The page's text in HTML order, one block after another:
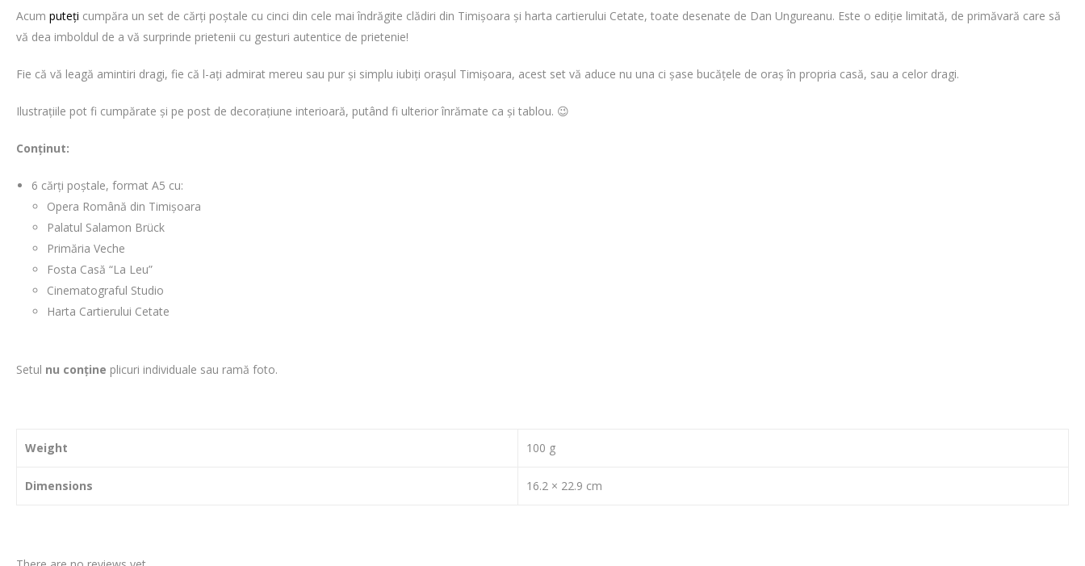
Acum puteți cumpăra un set de cărți poștale cu cinci din cele mai îndrăgite clădiri din Timișoara și harta cartierului Cetate, toate desenate de Dan Ungureanu. Este o ediție limitată, de primăvară care să
vă dea imboldul de a vă surprinde prietenii cu gesturi autentice de prietenie!
Fie că vă leagă amintiri dragi, fie că l-ați admirat mereu sau pur și simplu iubiți orașul Timișoara, acest set vă aduce nu una ci șase bucățele de oraș în propria casă, sau a celor dragi.
Ilustrațiile pot fi cumpărate și pe post de decorațiune interioară, putând fi ulterior înrămate ca și tablou. 😉
Conținut:
6 cărți poștale, format A5 cu:
Opera Română din Timișoara
Palatul Salamon Brück
Primăria Veche
Fosta Casă “La Leu”
Cinematograful Studio
Harta Cartierului Cetate
Setul nu conține plicuri individuale sau ramă foto.
Weight 100 g
Dimensions 16.2 × 22.9 cm